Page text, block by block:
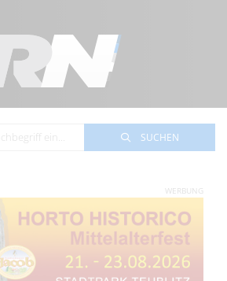
SUCHEN
WERBUNG